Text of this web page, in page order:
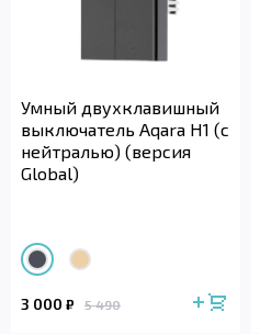
Умный двухклавишный
выключатель Aqara H1 (с
нейтралью) (версия
Global)
3 000 ₽ 5 490